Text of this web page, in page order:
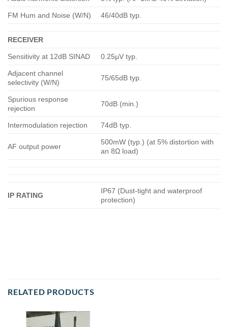
FM Hum and Noise (W/N) 46/40dB typ.
RECEIVER
Sensitivity at 12dB SINAD 0.25μV typ.
Adjacent channel
selectivity (W/N)
75/65dB typ.
Spurious response
rejection
70dB (min.)
Intermodulation rejection 74dB typ.
AF output power
500mW (typ.) (at 5% distortion with
an 8Ω load)
IP RATING
IP67 (Dust-tight and waterproof
protection)
RELATED PRODUCTS